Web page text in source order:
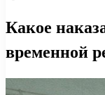
Какое
временной